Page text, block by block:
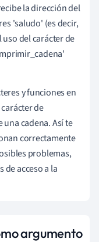
la dirección del
'saludo' (es decir,
del carácter de
y funciones en
de
cadena. Así te
correctamente
problemas,
acceso a la
argumento